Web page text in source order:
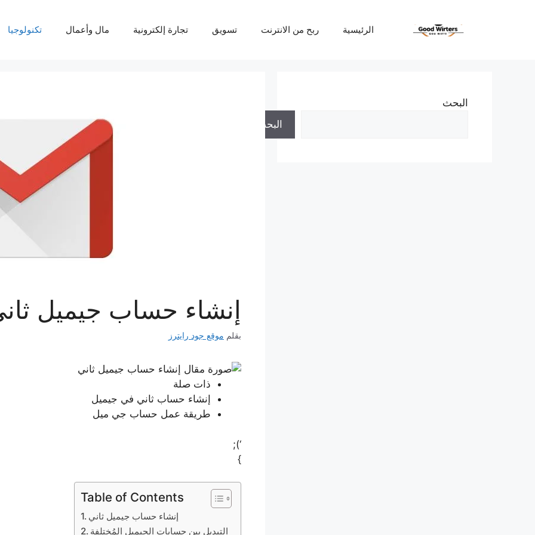
الرئيسية ربح من الانترنت تسويق تجارة إلكترونية مال وأعمال تكنولوجيا
إنشاء حساب جيميل
بقلم موقع جود رايترز
ذات صلة
إنشاء حساب ثاني في جيميل
طريقة عمل حساب جي ميل
‘);
}
Table of Contents
إنشاء حساب جيميل ثاني
التبديل بين حسابات الجيميل المُختلفة
البحث
البحث